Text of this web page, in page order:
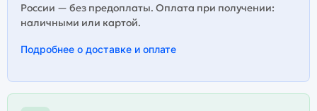
России — без предоплаты. Оплата при получении:
наличными или картой.
Подробнее о доставке и оплате